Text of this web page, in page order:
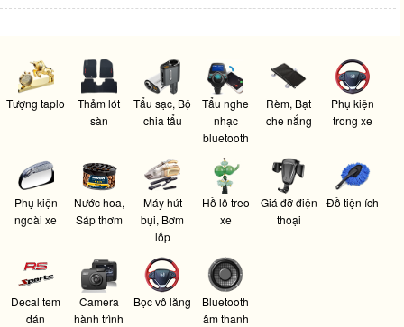
Tượng taplo
Thảm lót
sàn
Tẩu sạc, Bộ
chia tẩu
Tẩu nghe
nhạc
bluetooth
Rèm, Bạt
che nắng
Phụ kiện
trong xe
Phụ kiện
ngoài xe
Nước hoa,
Sáp thơm
Máy hút
bụi, Bơm
lốp
Hồ lô treo
xe
Giá đỡ điện
thoại
Đồ tiện ích
Decal tem
dán
Camera
hành trình
Bọc vô lăng
Bluetooth
âm thanh